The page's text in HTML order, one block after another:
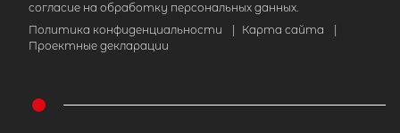
согласие на обработку персональных данных.
Политика конфиденциальности
Карта сайта
Проектные декларации